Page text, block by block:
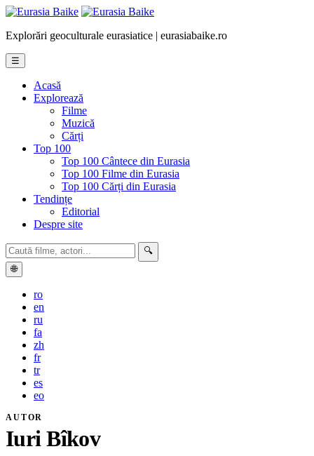
Explorări geoculturale eurasiatice | eurasiabaike.ro
☰
Acasă
Explorează
Filme
Muzică
Cărți
Top 100
Top 100 Cântece din Eurasia
Top 100 Filme din Eurasia
Top 100 Cărți din Eurasia
Tendințe
Editorial
Despre site
🔍
🌐
ro
en
ru
fa
zh
fr
tr
es
eo
AUTOR
Iuri Bîkov